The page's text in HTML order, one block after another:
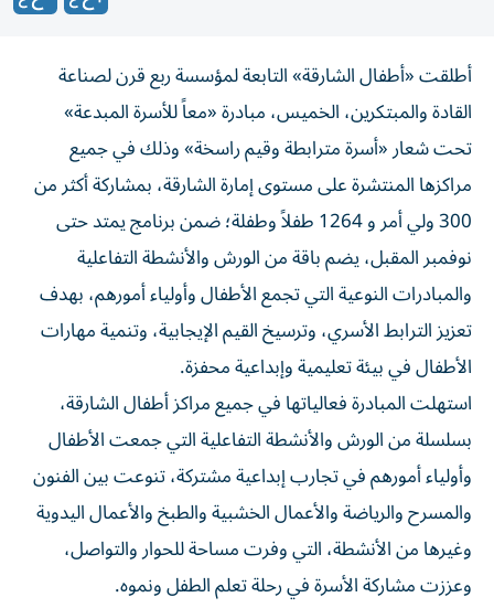
أطلقت «أطفال الشارقة» التابعة لمؤسسة ربع قرن لصناعة
القادة والمبتكرين، الخميس، مبادرة «معاً للأسرة المبدعة»
تحت شعار «أسرة مترابطة وقيم راسخة» وذلك في جميع
مراكزها المنتشرة على مستوى إمارة الشارقة، بمشاركة أكثر من
300 ولي أمر و 1264 طفلاً وطفلة؛ ضمن برنامج يمتد حتى
نوفمبر المقبل، يضم باقة من الورش والأنشطة التفاعلية
والمبادرات النوعية التي تجمع الأطفال وأولياء أمورهم، بهدف
تعزيز الترابط الأسري، وترسيخ القيم الإيجابية، وتنمية مهارات
الأطفال في بيئة تعليمية وإبداعية محفزة.
استهلت المبادرة فعالياتها في جميع مراكز أطفال الشارقة،
بسلسلة من الورش والأنشطة التفاعلية التي جمعت الأطفال
وأولياء أمورهم في تجارب إبداعية مشتركة، تنوعت بين الفنون
والمسرح والرياضة والأعمال الخشبية والطبخ والأعمال اليدوية
وغيرها من الأنشطة، التي وفرت مساحة للحوار والتواصل،
وعززت مشاركة الأسرة في رحلة تعلم الطفل ونموه.